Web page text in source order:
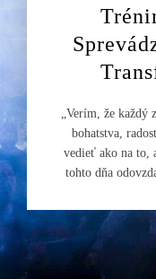
„Verím, že každý
bohatstva,
vedieť ako na to,
tohto dňa